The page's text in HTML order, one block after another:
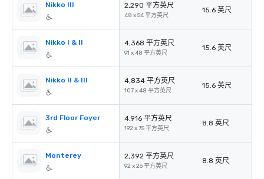
Nikko III 2,290 平方英尺
48 x 54 平方英尺
15.6 英尺
Nikko I & II 4,368 平方英尺
91 x 48 平方英尺
15.6 英尺
Nikko II & III 4,834 平方英尺
107 x 48 平方英尺
15.6 英尺
3rd Floor Foyer 4,916 平方英尺
192 x 75 平方英尺
8.8 英尺
Monterey 2,392 平方英尺
92 x 26 平方英尺
8.8 英尺